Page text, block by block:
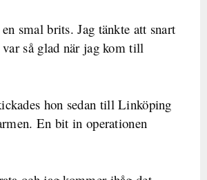
smal brits. Jag tänkte att snart
var så glad när jag kom till
hon sedan till Linköping
En bit in operationen